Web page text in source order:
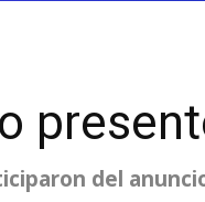
del